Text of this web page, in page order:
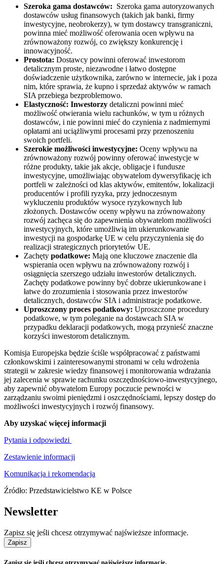
Szeroka gama dostawców: Szeroka gama autoryzowanych
dostawców usług finansowych (takich jak banki, firmy
inwestycyjne, neobrokerzy), w tym dostawcy transgraniczni,
powinna mieć możliwość oferowania ocen wpływu na
zrównoważony rozwój, co zwiększy konkurencję i
innowacyjność.
Prostota: Dostawcy powinni oferować inwestorom
detalicznym proste, niezawodne i łatwo dostępne
doświadczenie użytkownika, zarówno w internecie, jak i poza
nim, które sprawia, że kupno i sprzedaż aktywów w ramach
SIA przebiega bezproblemowo.
Elastyczność: Inwestorzy detaliczni powinni mieć
możliwość otwierania wielu rachunków, w tym u różnych
dostawców, i nie powinni mieć do czynienia z nadmiernymi
opłatami ani uciążliwymi procesami przy przenoszeniu
swoich portfeli.
Szerokie możliwości inwestycyjne: Oceny wpływu na
zrównoważony rozwój powinny oferować inwestycje w
różne produkty, takie jak akcje, obligacje i fundusze
inwestycyjne, umożliwiając obywatelom dywersyfikację ich
portfeli w zależności od klas aktywów, emitentów, lokalizacji
producentów i profili ryzyka, przy jednoczesnym
wykluczeniu produktów wysoce ryzykownych lub
złożonych. Dostawców oceny wpływu na zrównoważony
rozwój zachęca się do zapewnienia obywatelom możliwości
inwestycyjnych, które umożliwią im ukierunkowanie
inwestycji na gospodarkę UE w celu przyczynienia się do
realizacji strategicznych priorytetów UE.
Zachęty podatkowe: Mają one kluczowe znaczenie dla
wspierania ocen wpływu na zrównoważony rozwój i
osiągnięcia szerszego udziału inwestorów detalicznych.
Zachęty podatkowe powinny być dobrze ukierunkowane i
łatwe do zrozumienia i stosowania przez inwestorów
detalicznych, dostawców SIA i administracje podatkowe.
Uproszczony proces podatkowy: Uproszczone procedury
podatkowe, w tym poleganie na dostawcach SIA w
przypadku deklaracji podatkowych, mogą przynieść znaczne
korzyści inwestorom detalicznym.
Komisja Europejska będzie ściśle współpracować z państwami
członkowskimi i zainteresowanymi stronami w celu wdrożenia
strategii w zakresie wiedzy finansowej i monitorowania wdrażania
jej zalecenia w sprawie rachunku oszczędnościowo-inwestycyjnego,
aby zapewnić obywatelom Europy poczucie pewności w
zarządzaniu swoimi pieniędzmi i oszczędnościami, lepszy dostęp do
możliwości inwestycyjnych i rozwój finansowy.
Aby uzyskać więcej informacji
Pytania i odpowiedzi
Zestawienie informacji
Komunikacja i rekomendacja
Źródło: Przedstawicielstwo KE w Polsce
Newsletter
Zapisz się jeśli chcesz otrzymywać najświeższe informacje.
Zapisz
Zapisz się jeśli chcesz otrzymywać najświeższe informacje.